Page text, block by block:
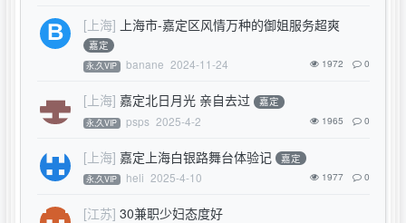
[上海] 上海市-嘉定区风情万种的御姐服务超爽
嘉定
永,久VIP banane 2024-11-24 1972 0
[上海] 嘉定北日月光 亲自去过 嘉定
永,久VIP psps 2025-4-2 1965 0
[上海] 嘉定上海白银路舞台体验记 嘉定
永,久VIP heli 2025-4-10 1977 0
[江苏] 30兼职少妇态度好